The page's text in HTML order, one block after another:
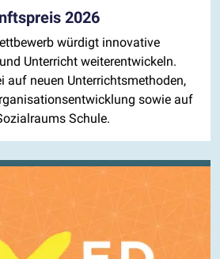
2026
würdigt innovative
Unterricht weiterentwickeln.
auf neuen Unterrichtsmethoden,
sowie auf
Schule.